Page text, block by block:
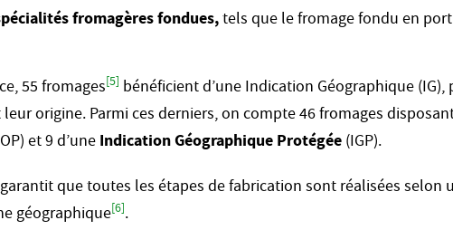
fromagères fondues,tels que le fromage fondu en
55 fromages[5] bénéficient d’une Indication Géographique
origine. Parmi ces derniers, on compte 46 fromages
et 9 d’une Indication Géographique Protégée (IGP).
garantit que toutes les étapes de fabrication sont réalisées selon
géographique[6].